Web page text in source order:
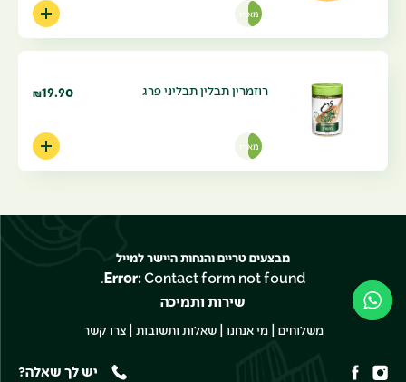
מארז
רוזמרין תבלין תבליני פרג ₪19.90
מארז
מבצעים טריים והנחות היישר למייל
Error:Contact form not found.
שירות ותמיכה
משלוחים |מי אנחנו |שאלות ותשובות |צרו קשר
יש לך שאלה?